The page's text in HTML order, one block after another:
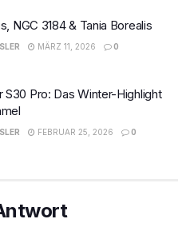
NGC 3184 & Tania Borealis
MÄRZ 11, 2026 0
S30 Pro: Das Winter-Highlight
FEBRUAR 25, 2026 0